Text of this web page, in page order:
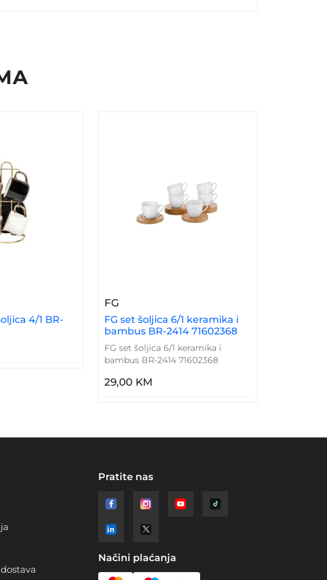
HAUS Set Šoljica 4/1 BR-3040
4/1 BR-
FG– FG Set Šoljica 6/1 Keramika I Bambus
FG set šoljica 6/1 keramika i
bambus BR-2414 71602368
FG set šoljica 6/1 keramika i
bambus BR-2414 71602368
29,00 KM
Pratite nas
Načini plaćanja